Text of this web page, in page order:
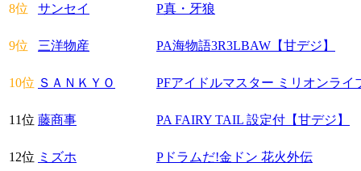
8位 サンセイ P真・牙狼
9位 三洋物産 PA海物語3R3LBAW【甘デジ】
10位 ＳＡＮＫＹＯ PFアイドルマスター ミリオンライ
11位 藤商事 PA FAIRY TAIL 設定付【甘デジ】
12位 ミズホ Pドラムだ!金ドン 花火外伝